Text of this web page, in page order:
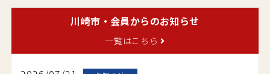
川崎市・会員からのお知らせ
一覧はこちら